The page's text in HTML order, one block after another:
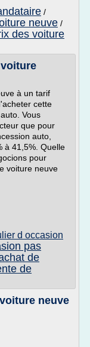
/
neuve /
des voiture
à un tarif
cette
Vous
que pour
auto,
à 41,5%. Quelle
pour
voiture neuve
d occasion
pas
de
de
neuve